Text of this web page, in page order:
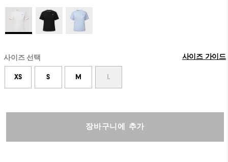
사이즈 선택 사이즈 가이드
XS S M L
장바구니에 추가